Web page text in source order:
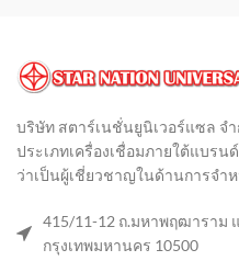
บริษัท สตาร์เนชั่นยูนิเวอร์แซล จ
ประเภทเครื่องเชื่อมภายใต้แบร
ว่าเป็นผู้เชี่ยวชาญในด้านการจำ
415/11-12 ถ.มหาพฤฒาราม
กรุงเทพมหานคร 10500